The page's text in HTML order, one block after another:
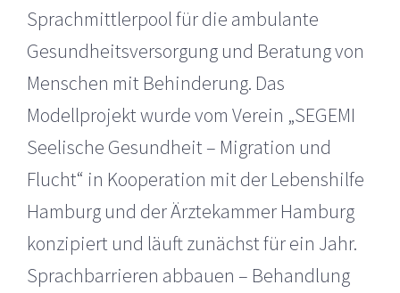
Sprachmittlerpool für die ambulante
Gesundheitsversorgung und Beratung von
Menschen mit Behinderung. Das
Modellprojekt wurde vom Verein „SEGEMI
Seelische Gesundheit – Migration und
Flucht“ in Kooperation mit der Lebenshilfe
Hamburg und der Ärztekammer Hamburg
konzipiert und läuft zunächst für ein Jahr.
Sprachbarrieren abbauen – Behandlung